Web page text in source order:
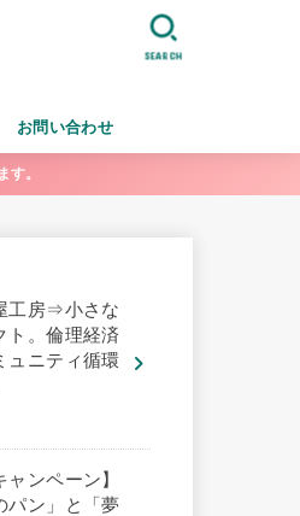
お問い合わせ
SEARCH
す。
工房⇒小さな
ト。倫理経済
ュニティ循環
ャンペーン】
パン」と「夢